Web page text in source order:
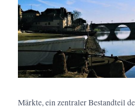
Märkte, ein zentraler Bestandteil